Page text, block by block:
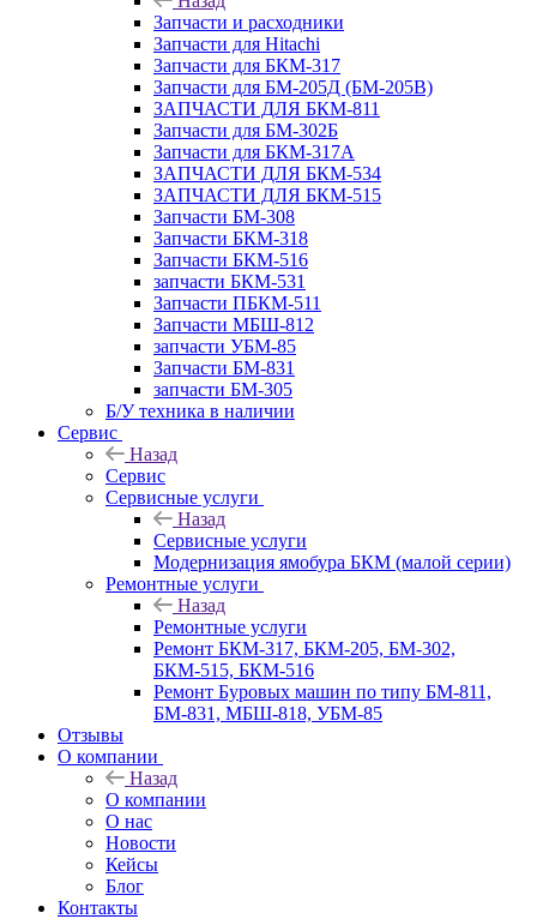
Запчасти и расходники
Запчасти для Hitachi
Запчасти для БКМ-317
Запчасти для БМ-205Д (БМ-205В)
ЗАПЧАСТИ ДЛЯ БКМ-811
Запчасти для БМ-302Б
Запчасти для БКМ-317А
ЗАПЧАСТИ ДЛЯ БКМ-534
ЗАПЧАСТИ ДЛЯ БКМ-515
Запчасти БМ-308
Запчасти БКМ-318
Запчасти БКМ-516
запчасти БКМ-531
Запчасти ПБКМ-511
Запчасти МБШ-812
запчасти УБМ-85
Запчасти БМ-831
запчасти БМ-305
Б/У техника в наличии
Сервис
Назад
Сервис
Сервисные услуги
Назад
Сервисные услуги
Модернизация ямобура БКМ (малой серии)
Ремонтные услуги
Назад
Ремонтные услуги
Ремонт БКМ-317, БКМ-205, БМ-302,
БКМ-515, БКМ-516
Ремонт Буровых машин по типу БМ-811,
БМ-831, МБШ-818, УБМ-85
Отзывы
О компании
Назад
О компании
О нас
Новости
Кейсы
Блог
Контакты